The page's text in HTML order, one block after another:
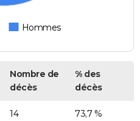
Hommes
Nombre de
décès
% des
décès
14 73,7 %